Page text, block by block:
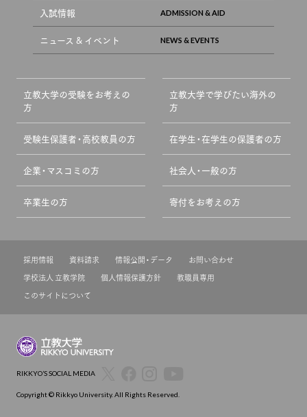
入試情報
ニュース & イベント
立教大学の受験をお考えの
方
立教大学で学びたい海外の
方
受験生保護者・高校教員の方 在学生・在学生の保護者の方
企業・マスコミの方 社会人・一般の方
卒業生の方 寄付をお考えの方
採用情報 資料請求 情報公開・データ
お問い合わせ
学校法人 立教学院
個人情報保護方針
教職員専用
このサイトについて
Copyright © Rikkyo University. All Rights Reserved.
RIKKYO’S SOCIAL MEDIA